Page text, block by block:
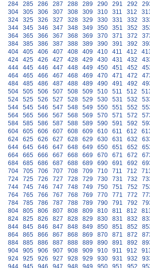
284
285 286 287 288 289 290 291 292
304
305 306 307 308 309 310 311 312
324
325 326 327 328 329 330 331 332
344
345 346 347 348 349 350 351 352
364
365 366 367 368 369 370 371 372
384
385 386 387 388 389 390 391 392
404
405 406 407 408 409 410 411 412
424
425 426 427 428 429 430 431 432
444
445 446 447 448 449 450 451 452
464
465 466 467 468 469 470 471 472
484
485 486 487 488 489 490 491 492
504
505 506 507 508 509 510 511 512
524
525 526 527 528 529 530 531 532
544
545 546 547 548 549 550 551 552
564
565 566 567 568 569 570 571 572
584
585 586 587 588 589 590 591 592
604
605 606 607 608 609 610 611 612
624
625 626 627 628 629 630 631 632
644
645 646 647 648 649 650 651 652
664
665 666 667 668 669 670 671 672
684
685 686 687 688 689 690 691 692
704
705 706 707 708 709 710 711 712
724
725 726 727 728 729 730 731 732
744
745 746 747 748 749 750 751 752
764
765 766 767 768 769 770 771 772
784
785 786 787 788 789 790 791 792
804
805 806 807 808 809 810 811 812
824
825 826 827 828 829 830 831 832
844
845 846 847 848 849 850 851 852
864
865 866 867 868 869 870 871 872
884
885 886 887 888 889 890 891 892
904
905 906 907 908 909 910 911 912
924
925 926 927 928 929 930 931 932
944
945 946 947 948 949 950 951 952